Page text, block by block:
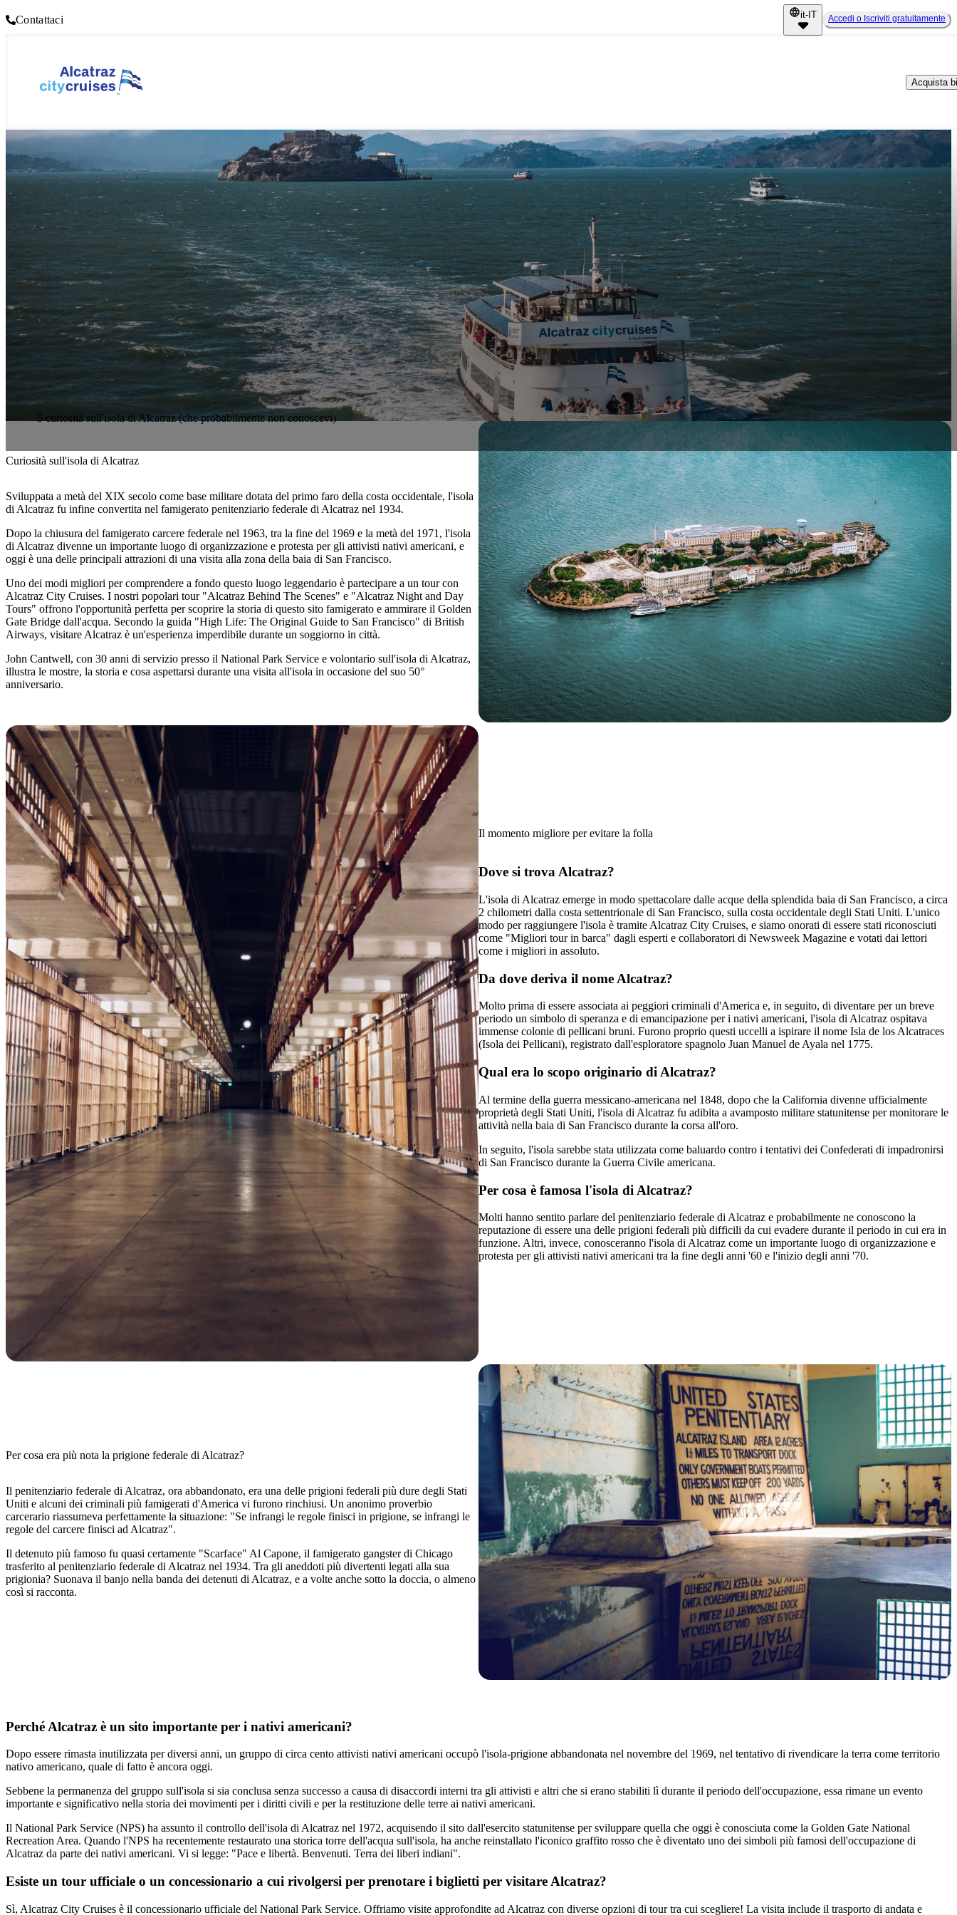
Contattaci it-IT Accedi o Iscriviti gratuitamente
Acquista
5 curiosità sull'isola di Alcatraz (che probabilmente non conoscevi)
Curiosità sull'isola di Alcatraz
Sviluppata a metà del XIX secolo come base militare dotata del primo faro della costa occidentale, l'isola
di Alcatraz fu infine convertita nel famigerato penitenziario federale di Alcatraz nel 1934.
Dopo la chiusura del famigerato carcere federale nel 1963, tra la fine del 1969 e la metà del 1971, l'isola
di Alcatraz divenne un importante luogo di organizzazione e protesta per gli attivisti nativi americani, e
oggi è una delle principali attrazioni di una visita alla zona della baia di San Francisco.
Uno dei modi migliori per comprendere a fondo questo luogo leggendario è partecipare a un tour con
Alcatraz City Cruises. I nostri popolari tour "Alcatraz Behind The Scenes" e "Alcatraz Night and Day
Tours" offrono l'opportunità perfetta per scoprire la storia di questo sito famigerato e ammirare il Golden
Gate Bridge dall'acqua. Secondo la guida "High Life: The Original Guide to San Francisco" di British
Airways, visitare Alcatraz è un'esperienza imperdibile durante un soggiorno in città.
John Cantwell, con 30 anni di servizio presso il National Park Service e volontario sull'isola di Alcatraz,
illustra le mostre, la storia e cosa aspettarsi durante una visita all'isola in occasione del suo 50°
anniversario.
Il momento migliore per evitare la folla
Dove si trova Alcatraz?
L'isola di Alcatraz emerge in modo spettacolare dalle acque della splendida baia di San Francisco, a circa
2 chilometri dalla costa settentrionale di San Francisco, sulla costa occidentale degli Stati Uniti. L'unico
modo per raggiungere l'isola è tramite Alcatraz City Cruises, e siamo onorati di essere stati riconosciuti
come "Migliori tour in barca" dagli esperti e collaboratori di Newsweek Magazine e votati dai lettori
come i migliori in assoluto.
Da dove deriva il nome Alcatraz?
Molto prima di essere associata ai peggiori criminali d'America e, in seguito, di diventare per un breve
periodo un simbolo di speranza e di emancipazione per i nativi americani, l'isola di Alcatraz ospitava
immense colonie di pellicani bruni. Furono proprio questi uccelli a ispirare il nome Isla de los Alcatraces
(Isola dei Pellicani), registrato dall'esploratore spagnolo Juan Manuel de Ayala nel 1775.
Qual era lo scopo originario di Alcatraz?
Al termine della guerra messicano-americana nel 1848, dopo che la California divenne ufficialmente
proprietà degli Stati Uniti, l'isola di Alcatraz fu adibita a avamposto militare statunitense per monitorare le
attività nella baia di San Francisco durante la corsa all'oro.
In seguito, l'isola sarebbe stata utilizzata come baluardo contro i tentativi dei Confederati di impadronirsi
di San Francisco durante la Guerra Civile americana.
Per cosa è famosa l'isola di Alcatraz?
Molti hanno sentito parlare del penitenziario federale di Alcatraz e probabilmente ne conoscono la
reputazione di essere una delle prigioni federali più difficili da cui evadere durante il periodo in cui era in
funzione. Altri, invece, conosceranno l'isola di Alcatraz come un importante luogo di organizzazione e
protesta per gli attivisti nativi americani tra la fine degli anni '60 e l'inizio degli anni '70.
Per cosa era più nota la prigione federale di Alcatraz?
Il penitenziario federale di Alcatraz, ora abbandonato, era una delle prigioni federali più dure degli Stati
Uniti e alcuni dei criminali più famigerati d'America vi furono rinchiusi. Un anonimo proverbio
carcerario riassumeva perfettamente la situazione: "Se infrangi le regole finisci in prigione, se infrangi le
regole del carcere finisci ad Alcatraz".
Il detenuto più famoso fu quasi certamente "Scarface" Al Capone, il famigerato gangster di Chicago
trasferito al penitenziario federale di Alcatraz nel 1934. Tra gli aneddoti più divertenti legati alla sua
prigionia? Suonava il banjo nella banda dei detenuti di Alcatraz, e a volte anche sotto la doccia, o almeno
così si racconta.
Perché Alcatraz è un sito importante per i nativi americani?
Dopo essere rimasta inutilizzata per diversi anni, un gruppo di circa cento attivisti nativi americani occupò l'isola-prigione abbandonata nel novembre del 1969, nel tentativo di rivendicare la terra come territorio
nativo americano, quale di fatto è ancora oggi.
Sebbene la permanenza del gruppo sull'isola si sia conclusa senza successo a causa di disaccordi interni tra gli attivisti e altri che si erano stabiliti lì durante il periodo dell'occupazione, essa rimane un evento
importante e significativo nella storia dei movimenti per i diritti civili e per la restituzione delle terre ai nativi americani.
Il National Park Service (NPS) ha assunto il controllo dell'isola di Alcatraz nel 1972, acquisendo il sito dall'esercito statunitense per sviluppare quella che oggi è conosciuta come la Golden Gate National
Recreation Area. Quando l'NPS ha recentemente restaurato una storica torre dell'acqua sull'isola, ha anche reinstallato l'iconico graffito rosso che è diventato uno dei simboli più famosi dell'occupazione di
Alcatraz da parte dei nativi americani. Vi si legge: "Pace e libertà. Benvenuti. Terra dei liberi indiani".
Esiste un tour ufficiale o un concessionario a cui rivolgersi per prenotare i biglietti per visitare Alcatraz?
Sì, Alcatraz City Cruises è il concessionario ufficiale del National Park Service. Offriamo visite approfondite ad Alcatraz con diverse opzioni di tour tra cui scegliere! La visita include il trasporto di andata e